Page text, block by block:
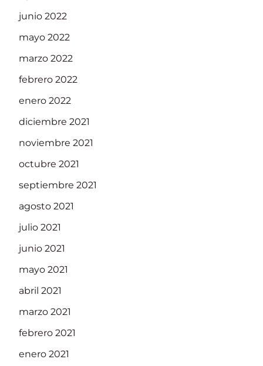
junio 2022
mayo 2022
marzo 2022
febrero 2022
enero 2022
diciembre 2021
noviembre 2021
octubre 2021
septiembre 2021
agosto 2021
julio 2021
junio 2021
mayo 2021
abril 2021
marzo 2021
febrero 2021
enero 2021